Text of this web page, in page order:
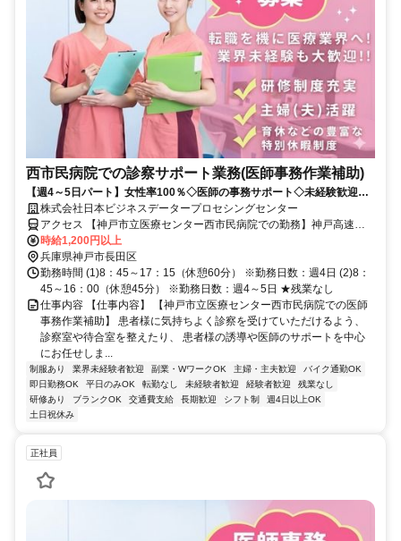
西市民病院での診察サポート業務(医師事務作業補助)
【週4～5日パート】女性率100％◇医師の事務サポート◇未経験歓迎◇
土日祝休み◇女性活躍推進企業
株式会社日本ビジネスデータープロセシングセンター
アクセス 【神戸市立医療センター西市民病院での勤務】神戸高速鉄
道「高速長田駅」より徒歩約8分／JR「兵庫駅」、神戸高速鉄道「大
開駅」より徒歩約10分★バイク・自転車通勤OK
時給1,200円以上
兵庫県神戸市長田区
勤務時間 (1)8：45～17：15（休憩60分） ※勤務日数：週4日 (2)8：
45～16：00（休憩45分） ※勤務日数：週4～5日 ★残業なし
仕事内容 【仕事内容】 【神戸市立医療センター西市民病院での医師
事務作業補助】 患者様に気持ちよく診察を受けていただけるよう、
診察室や待合室を整えたり、 患者様の誘導や医師のサポートを中心
にお任せしま...
制服あり 業界未経験者歓迎 副業・WワークOK 主婦・主夫歓迎
バイク通勤OK
即日勤務OK
平日のみOK 転勤なし 未経験者歓迎 経験者歓迎
残業なし
研修あり
ブランクOK 交通費支給 長期歓迎 シフト制
週4日以上OK
土日祝休み
正社員